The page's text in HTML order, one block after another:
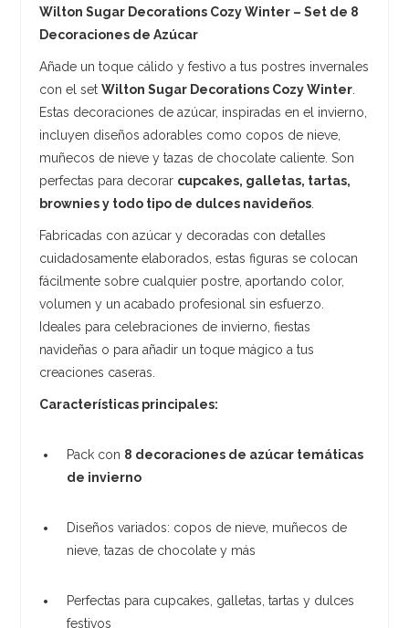
Wilton Sugar Decorations Cozy Winter – Set de 8
Decoraciones de Azúcar
Añade un toque cálido y festivo a tus postres invernales
con el setWilton Sugar Decorations Cozy Winter
Estas decoraciones de azúcar, inspiradas en el invierno,
incluyen diseños adorables como copos de nieve,
muñecos de nieve y tazas de chocolate caliente. Son
perfectas para decorar cupcakes, galletas, tartas,
brownies y todo tipo de dulces navideños
Fabricadas con azúcar y decoradas con detalles
cuidadosamente elaborados, estas figuras se colocan
fácilmente sobre cualquier postre, aportando color,
volumen y un acabado profesional sin esfuerzo.
Ideales para celebraciones de invierno, fiestas
navideñas o para añadir un toque mágico a tus
creaciones caseras.
Características principales:
Pack con 8 decoraciones de azúcar temáticas
de invierno
Diseños variados: copos de nieve, muñecos de
nieve, tazas de chocolate y más
Perfectas para cupcakes, galletas, tartas y dulces
festivos